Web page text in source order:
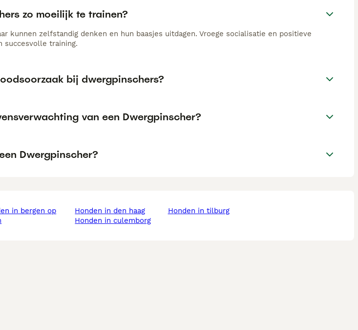
zo moeilijk te trainen?
kunnen zelfstandig denken en hun baasjes uitdagen. Vroege socialisatie en positieve
succesvolle training.
bij dwergpinschers?
van een Dwergpinscher?
Dwergpinscher?
honden in den haag
honden in culemborg
honden in tilburg